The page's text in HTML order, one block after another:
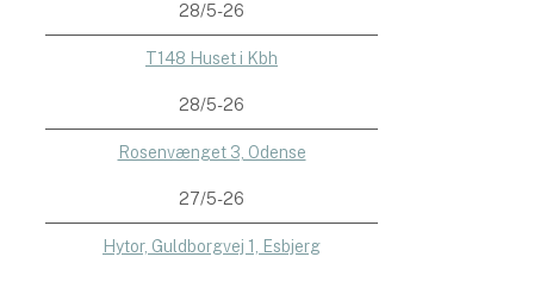
28/5-26
T148 Huset i Kbh
28/5-26
Rosenvænget 3, Odense
27/5-26
Hytor, Guldborgvej 1, Esbjerg